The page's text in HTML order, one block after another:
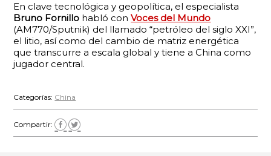
En clave tecnológica y geopolítica, el especialista
Bruno Fornillo habló conVoces del Mundo
(AM770/Sputnik) del llamado “petróleo del siglo XXI”,
el litio, así como del cambio de matriz energética
que transcurre a escala global y tiene a China como
jugador central.
Categorías: China
Compartir: